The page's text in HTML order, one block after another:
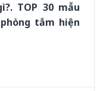
TOP 30 mẫu
tắm hiện